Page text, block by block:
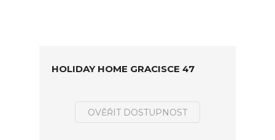
HOLIDAY HOME GRACISCE 47
OVĚŘIT DOSTUPNOST